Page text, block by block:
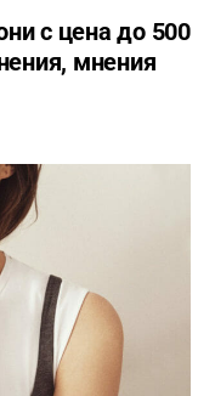
с ценa до 500
мнения